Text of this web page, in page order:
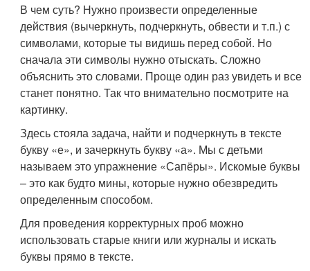
В чем суть? Нужно произвести определенные
действия (вычеркнуть, подчеркнуть, обвести и т.п.) с
символами, которые ты видишь перед собой. Но
сначала эти символы нужно отыскать. Сложно
объяснить это словами. Проще один раз увидеть и все
станет понятно. Так что внимательно посмотрите на
картинку.
Здесь стояла задача, найти и подчеркнуть в тексте
букву «е», и зачеркнуть букву «а». Мы с детьми
называем это упражнение «Сапёры». Искомые буквы
– это как будто мины, которые нужно обезвредить
определенным способом.
Для проведения корректурных проб можно
использовать старые книги или журналы и искать
буквы прямо в тексте.